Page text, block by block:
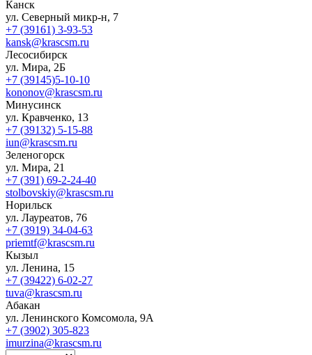
Канск
ул. Северный микр-н, 7
+7 (39161) 3-93-53
kansk@krascsm.ru
Лесосибирск
ул. Мира, 2Б
+7 (39145)5-10-10
kononov@krascsm.ru
Минусинск
ул. Кравченко, 13
+7 (39132) 5-15-88
iun@krascsm.ru
Зеленогорск
ул. Мира, 21
+7 (391) 69-2-24-40
stolbovskiy@krascsm.ru
Норильск
ул. Лауреатов, 76
+7 (3919) 34-04-63
priemtf@krascsm.ru
Кызыл
ул. Ленина, 15
+7 (39422) 6-02-27
tuva@krascsm.ru
Абакан
ул. Ленинского Комсомола, 9А
+7 (3902) 305-823
imurzina@krascsm.ru